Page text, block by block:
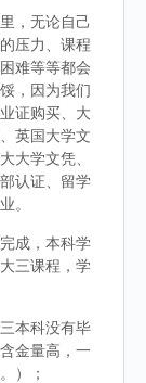
，无论自己
压力、课程
难等等都会
，因为我们
证购买、大
英国大学文
大学文凭、
认证、留学
。
成，本科学
三课程，学
本科没有毕
金量高，一
）；